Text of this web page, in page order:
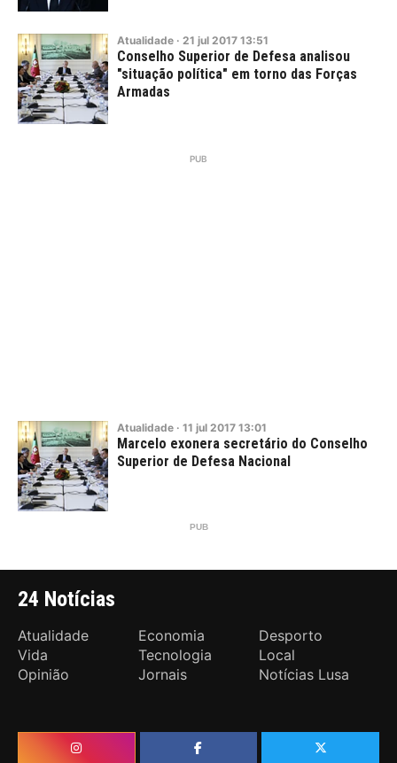
Atualidade · 21 jul 2017 13:51
Conselho Superior de Defesa analisou
"situação política" em torno das Forças
Armadas
Atualidade · 11 jul 2017 13:01
Marcelo exonera secretário do Conselho
Superior de Defesa Nacional
24 Notícias
Atualidade Economia
Desporto
Vida
Tecnologia
Local
Opinião
Jornais Notícias Lusa